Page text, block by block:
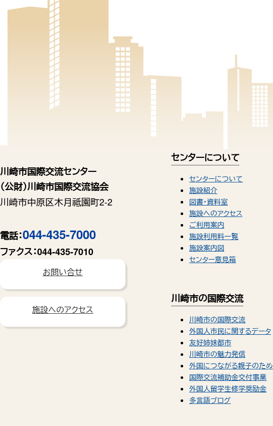
川崎市国際交流センター
（公財）川崎市国際交流協会
川崎市中原区木月祗園町2-2
電話：044-435-7000
ファクス：044-435-7010
お問い合せ
施設へのアクセス
センターについて
センターについて
施設紹介
図書・資料室
施設へのアクセス
ご利用案内
施設利用料一覧
施設案内図
センター意見箱
川崎市の国際交流
川崎市の国際交流
外国人市民に関するデータ
友好姉妹都市
川崎市の魅力発信
外国につながる親子のた
国際交流補助金交付事業
外国人留学生修学奨励金
多言語ブログ